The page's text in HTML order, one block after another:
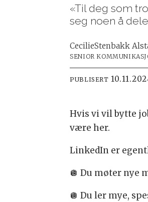
«Til deg som
seg noen å
CecilieStenbakk
SENIOR
PUBLISERT
Hvis vi vil bytte
være her.
LinkedIn er
🪩 Du møter nye
🪩 Du ler mye,